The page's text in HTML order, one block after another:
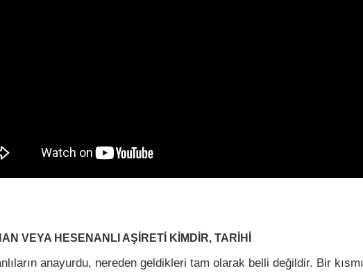
VEYA HESENANLI AŞİRETİ KİMDİR, TARİHİ
anayurdu, nereden geldikleri tam olarak belli değildir. Bir kısmı